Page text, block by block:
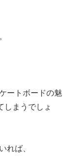
ートボードの魅
しまうでしょ
れば、